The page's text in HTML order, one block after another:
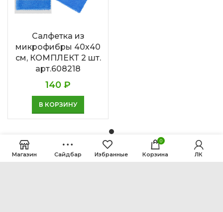
Салфетка из
микрофибры 40х40
см, КОМПЛЕКТ 2 шт.
арт.608218
140 ₽
В КОРЗИНУ
Магазин Сайдбар Избранные
0
Корзина ЛК